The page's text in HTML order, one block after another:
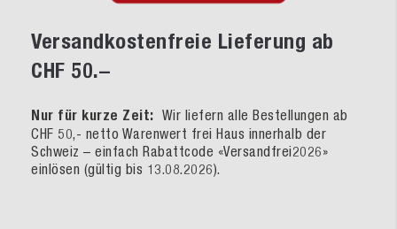
Versandkostenfreie Lieferung ab
CHF 50.–
Nur für kurze Zeit: Wir liefern alle Bestellungen ab
CHF 50,- netto Warenwert frei Haus innerhalb der
Schweiz – einfach Rabattcode «Versandfrei2026»
einlösen (gültig bis 13.08.2026).